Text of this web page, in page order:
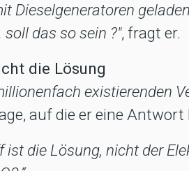
Dieselgeneratoren
das so sein ?", fragt er.
die Lösung
existierenden
auf die er eine Antwort
die Lösung, nicht der